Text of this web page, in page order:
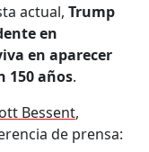
actual,Trump
en
en aparecer
150 años.
Bessent,
de prensa: